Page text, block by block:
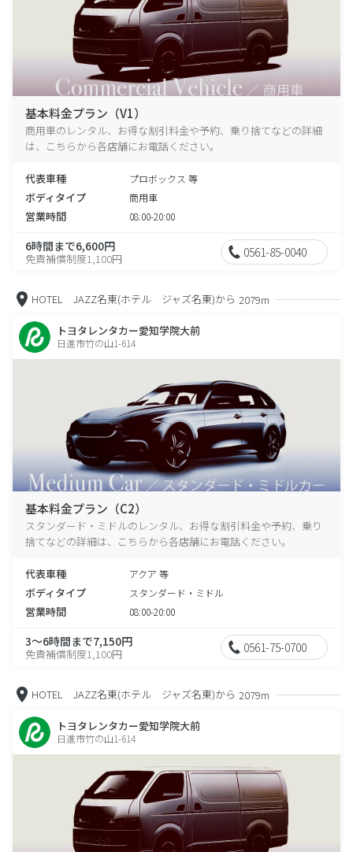
基本料金プラン（V1）
商用車のレンタル、お得な割引料金や予約、乗り捨てなどの詳細
は、こちらから各店舗にお電話ください。
代表車種 プロボックス 等
ボディタイプ 商用車
営業時間 08:00-20:00
6時間まで6,600円
免責補償制度1,100円 0561-85-0040
HOTEL JAZZ名東(ホテル ジャズ名東)から 2079m
トヨタレンタカー愛知学院大前
日進市竹の山1-614
基本料金プラン（C2）
スタンダード・ミドルのレンタル、お得な割引料金や予約、乗り
捨てなどの詳細は、こちらから各店舗にお電話ください。
代表車種 アクア 等
ボディタイプ スタンダード・ミドル
営業時間 08:00-20:00
3～6時間まで7,150円
免責補償制度1,100円 0561-75-0700
HOTEL JAZZ名東(ホテル ジャズ名東)から 2079m
トヨタレンタカー愛知学院大前
日進市竹の山1-614